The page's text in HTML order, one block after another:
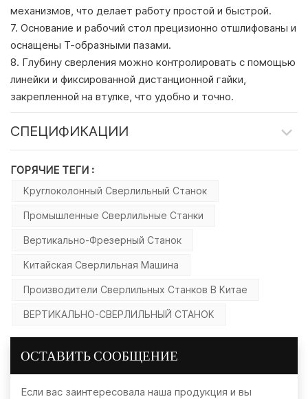
механизмов, что делает работу простой и быстрой.
7. Основание и рабочий стол прецизионно отшлифованы и
оснащены Т-образными пазами.
8. Глубину сверления можно контролировать с помощью
линейки и фиксированной дистанционной гайки,
закрепленной на втулке, что удобно и точно.
СПЕЦИФИКАЦИИ
ГОРЯЧИЕ ТЕГИ :
Круглоколонный Сверлильный Станок
Промышленные Сверлильные Станки
Вертикально-Фрезерный Станок
Китайская Сверлильная Машина
Производители Сверлильных Станков В Китае
ВЕРТИКАЛЬНО-СВЕРЛИЛЬНЫЙ СТАНОК
ОСТАВИТЬ СООБЩЕНИЕ
Если вас заинтересовала наша продукция и вы